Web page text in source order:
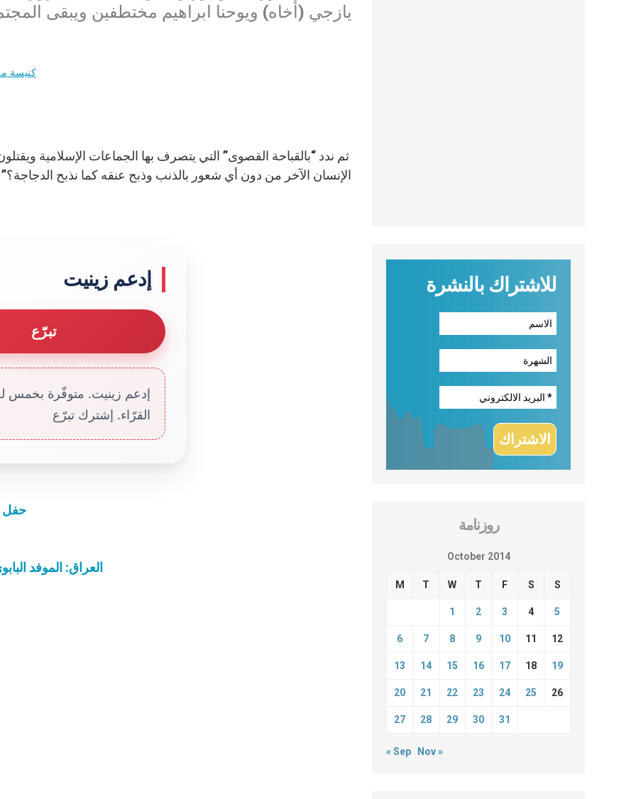
يازجي (أخاه) ويوحنا ابراهيم مختطفين ويبقى
كنيسة
ثم ندد “بالقباحة القصوى” التي يتصرف بها الجماعات الإسلامية
الإنسان الآخر من دون أي شعور بالذنب وذبح عنقه كما نذبح
إدعم زينيت
تبرّع
إدعم زينيت. متوفّرة بخمس
القرّاء. إشترك تبرّع
حفل
العراق: الموفد
للاشتراك بالنشرة
روزنامة
October 2014
M T W T F S S
1 2 3 4 5
6 7 8 9 10 11 12
13 14 15 16 17 18 19
20 21 22 23 24 25 26
27 28 29 30 31
« Sep Nov »